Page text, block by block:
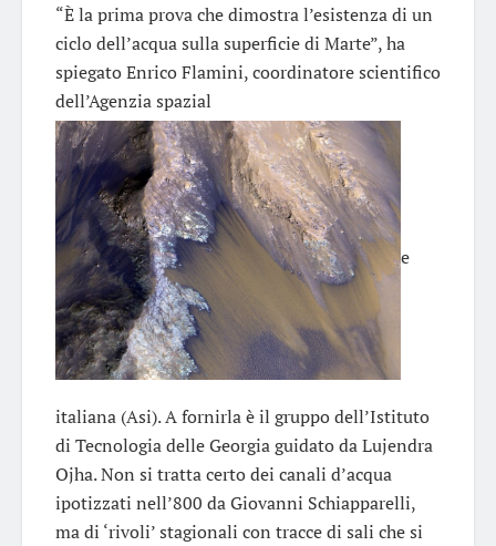
“È la prima prova che dimostra l’esistenza di un
ciclo dell’acqua sulla superficie di Marte”, ha
spiegato Enrico Flamini, coordinatore scientifico
dell’Agenzia spazial
e
italiana (Asi). A fornirla è il gruppo dell’Istituto
di Tecnologia delle Georgia guidato da Lujendra
Ojha. Non si tratta certo dei canali d’acqua
ipotizzati nell’800 da Giovanni Schiapparelli,
ma di ‘rivoli’ stagionali con tracce di sali che si